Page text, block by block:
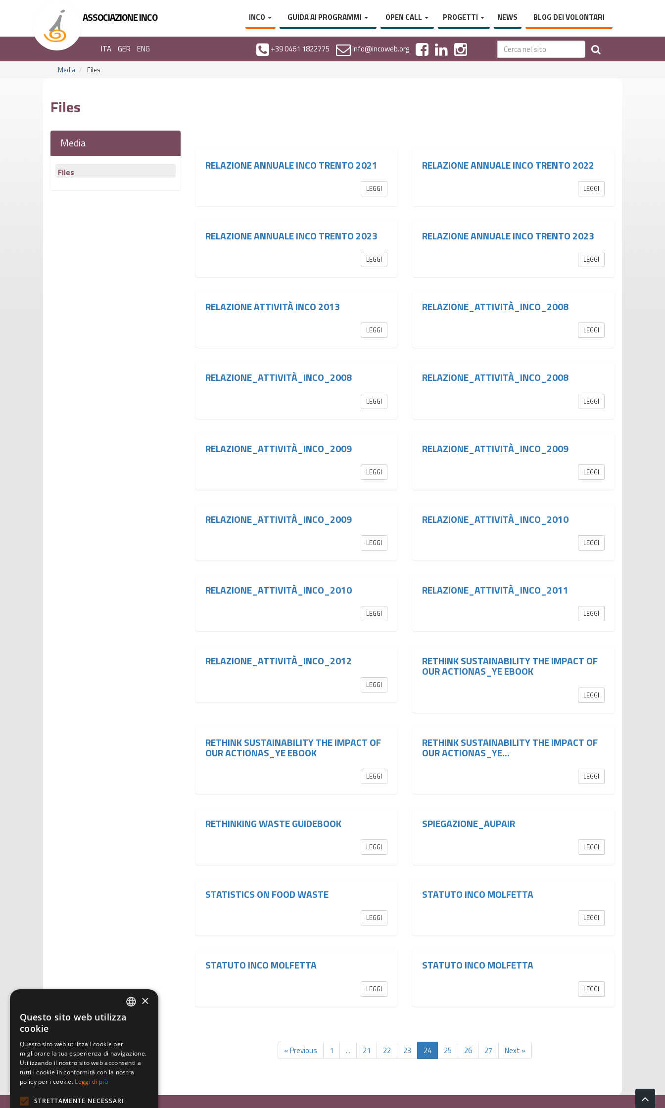
ASSOCIAZIONE INCO INCO GUIDA AI PROGRAMMI OPEN CALL PROGETTI NEWS BLOG DEI VOLONTARI
ITA GER ENG +39 0461 1822775 info@incoweb.org
Media Files
Files
Media
Files RELAZIONE ANNUALE INCO TRENTO 2021
LEGGI
RELAZIONE ANNUALE INCO TRENTO 2022
LEGGI
RELAZIONE ANNUALE INCO TRENTO 2023
LEGGI
RELAZIONE ANNUALE INCO TRENTO 2023
LEGGI
RELAZIONE ATTIVITÀ INCO 2013
LEGGI
RELAZIONE_ATTIVITÀ_INCO_2008
LEGGI
RELAZIONE_ATTIVITÀ_INCO_2008
LEGGI
RELAZIONE_ATTIVITÀ_INCO_2008
LEGGI
RELAZIONE_ATTIVITÀ_INCO_2009
LEGGI
RELAZIONE_ATTIVITÀ_INCO_2009
LEGGI
RELAZIONE_ATTIVITÀ_INCO_2009
LEGGI
RELAZIONE_ATTIVITÀ_INCO_2010
LEGGI
RELAZIONE_ATTIVITÀ_INCO_2010
LEGGI
RELAZIONE_ATTIVITÀ_INCO_2011
LEGGI
RELAZIONE_ATTIVITÀ_INCO_2012
LEGGI
RETHINK SUSTAINABILITY THE IMPACT OF
OUR ACTIONAS_YE EBOOK
LEGGI
RETHINK SUSTAINABILITY THE IMPACT OF
OUR ACTIONAS_YE EBOOK
LEGGI
RETHINK SUSTAINABILITY THE IMPACT OF
OUR ACTIONAS_YE...
LEGGI
RETHINKING WASTE GUIDEBOOK
LEGGI
SPIEGAZIONE_AUPAIR
LEGGI
STATISTICS ON FOOD WASTE
LEGGI
STATUTO INCO MOLFETTA
LEGGI
STATUTO INCO MOLFETTA
LEGGI
STATUTO INCO MOLFETTA
LEGGI
« Previous 1 ... 21 22 23 24 25 26 27 Next »
GERMAN
×
Questo sito web utilizza
cookie
Questo sito web utilizza i cookie per
migliorare la tua esperienza di navigazione.
Utilizzando il nostro sito web acconsenti a
tutti i cookie in conformità con la nostra
policy per i cookie. Leggi di più
STRETTAMENTE NECESSARI